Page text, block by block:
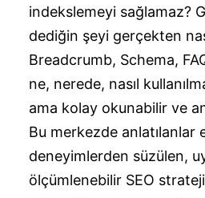
indekslemeyi sağlamaz?
dediğin şeyi gerçekten
Breadcrumb, Schema,
ne, nerede, nasıl
ama kolay okunabilir ve
Bu merkezde anlatılanlar
deneyimlerden süzülen,
ölçümlenebilir SEO